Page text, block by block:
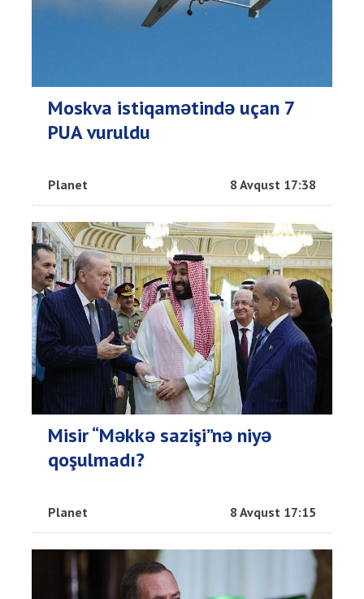
Moskva istiqamətində uçan 7
PUA vuruldu
Planet 8 Avqust 17:38
Misir “Məkkə sazişi”nə niyə
qoşulmadı?
Planet 8 Avqust 17:15